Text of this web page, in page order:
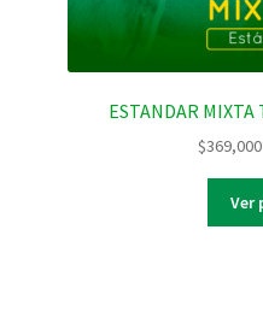
ESTANDAR MIXTA
$369,000
Ver